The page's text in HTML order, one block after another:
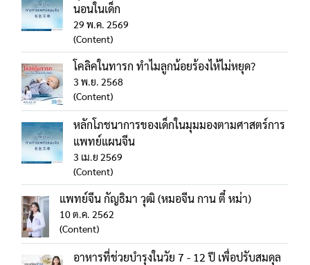
นอนในเด็ก
29 พ.ค. 2569
(Content)
โคลิคในทารก ทำไมลูกน้อยร้องไห้ไม่หยุด?
3 พ.ย. 2568
(Content)
หลักโภชนาการของเด็กในมุมมองตามศาสตร์การ
แพทย์แผนจีน
3 เม.ย 2569
(Content)
แพทย์จีน กัญธิมา วุฒิ (หมอจีน กาน ตี๋ หม่า)
10 ต.ค. 2562
(Content)
อาหารที่ช่วยบำรุงในวัย 7 - 12 ปี เพื่อปรับสมดุล